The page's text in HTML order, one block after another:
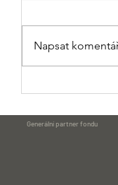
Napsat
Generální partner fondu